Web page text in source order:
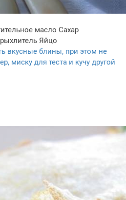
масло Сахар
Яйцо
вкусные блины, при этом не
миску для теста и кучу другой